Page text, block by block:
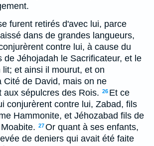
furent retirés d'avec lui, parce
dans de grandes langueurs,
contre lui, à cause du
de Jéhojadah le Sacrificateur, et le
et ainsi il mourut, et on
Cité de David, mais on ne
aux sépulcres des Rois. 26 Et ce
conjurèrent contre lui, Zabad, fils
Hammonite, et Jéhozabad fils de
27Or quant à ses enfants,
de deniers qui avait été faite